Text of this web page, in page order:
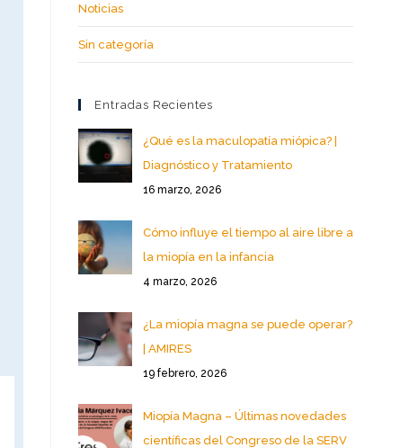
Noticias
Sin categoría
Entradas Recientes
¿Qué es la maculopatía miópica? |
Diagnóstico y Tratamiento
16 marzo, 2026
Cómo influye el tiempo al aire libre a
la miopía en la infancia
4 marzo, 2026
¿La miopía magna se puede operar?
| AMIRES
19 febrero, 2026
Miopía Magna – Últimas novedades
científicas del Congreso de la SERV